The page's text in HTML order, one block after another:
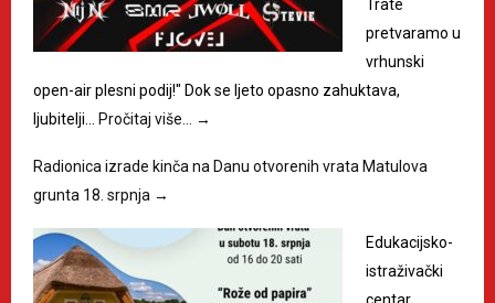
Trate
pretvaramo u
vrhunski
open-air plesni podij!" Dok se ljeto opasno zahuktava,
ljubitelji…
Pročitaj više… →
Radionica izrade kinča na Danu otvorenih vrata Matulova
grunta 18. srpnja →
Edukacijsko-
istraživački